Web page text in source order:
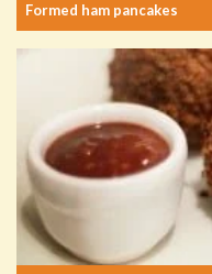
Formed ham pancakes